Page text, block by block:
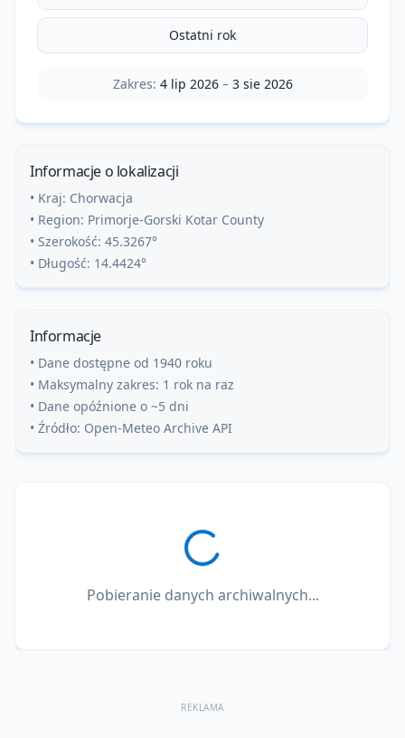
Ostatni rok
Zakres: 4 lip 2026– 3 sie 2026
Informacje o lokalizacji
• Kraj: Chorwacja
• Region: Primorje-Gorski Kotar County
• Szerokość: 45.3267°
• Długość: 14.4424°
Informacje
• Dane dostępne od 1940 roku
• Maksymalny zakres: 1 rok na raz
• Dane opóźnione o ~5 dni
• Źródło: Open-Meteo Archive API
Pobieranie danych archiwalnych...
REKLAMA